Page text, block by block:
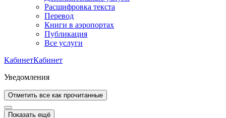
Расшифровка текста
Перевод
Книги в аэропортах
Публикация
Все услуги
КабинетКабинет
Уведомления
Отметить все как прочитанные
Показать ещё